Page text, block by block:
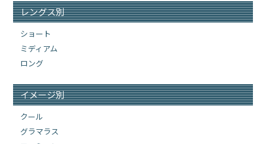
レングス別
ショート
ミディアム
ロング
イメージ別
クール
グラマラス